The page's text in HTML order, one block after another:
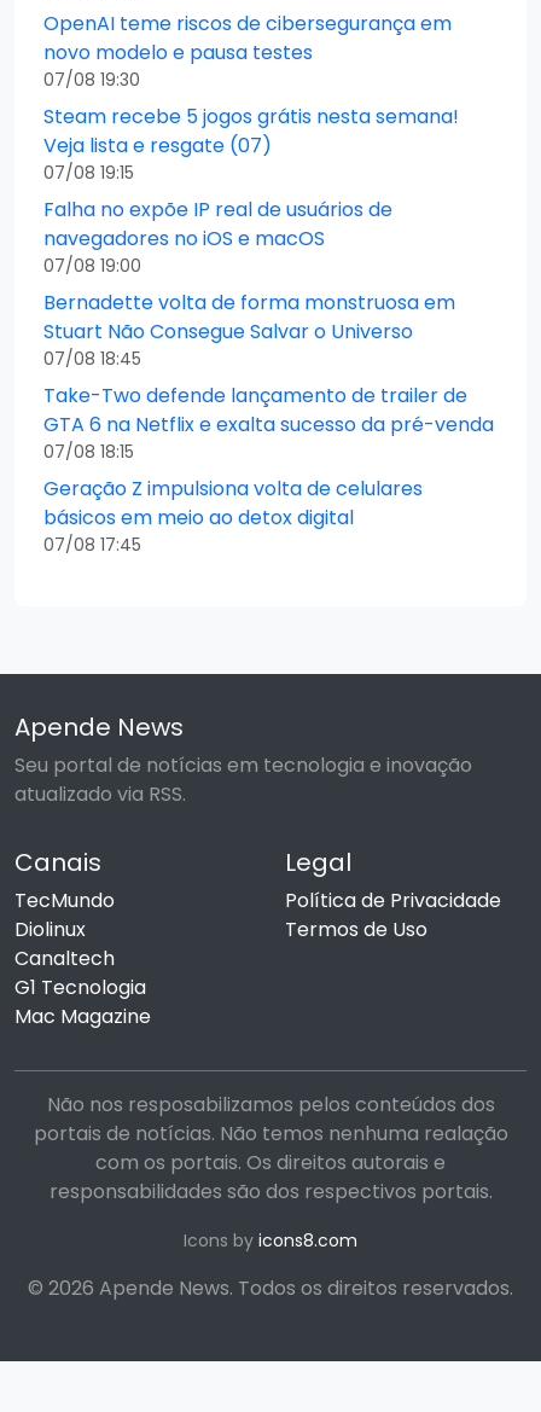
OpenAI teme riscos de cibersegurança em
novo modelo e pausa testes
07/08 19:30
Steam recebe 5 jogos grátis nesta semana!
Veja lista e resgate (07)
07/08 19:15
Falha no expõe IP real de usuários de
navegadores no iOS e macOS
07/08 19:00
Bernadette volta de forma monstruosa em
Stuart Não Consegue Salvar o Universo
07/08 18:45
Take-Two defende lançamento de trailer de
GTA 6 na Netflix e exalta sucesso da pré-venda
07/08 18:15
Geração Z impulsiona volta de celulares
básicos em meio ao detox digital
07/08 17:45
Apende News
Seu portal de notícias em tecnologia e inovação
atualizado via RSS.
Canais
TecMundo
Diolinux
Canaltech
G1 Tecnologia
Mac Magazine
Legal
Política de Privacidade
Termos de Uso
Não nos resposabilizamos pelos conteúdos dos
portais de notícias. Não temos nenhuma realação
com os portais. Os direitos autorais e
responsabilidades são dos respectivos portais.
Icons by icons8.com
© 2026 Apende News. Todos os direitos reservados.